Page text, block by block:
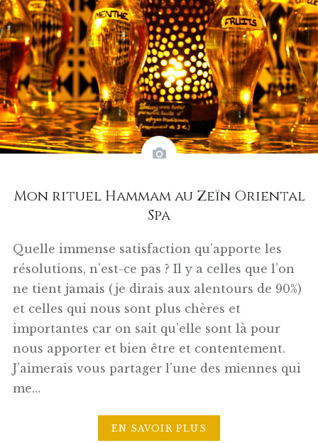
Mon rituel Hammam au Zeïn Oriental
Spa
Quelle immense satisfaction qu’apporte les
résolutions, n’est-ce pas ? Il y a celles que l’on
ne tient jamais (je dirais aux alentours de 90%)
et celles qui nous sont plus chères et
importantes car on sait qu’elle sont là pour
nous apporter et bien être et contentement.
J’aimerais vous partager l’une des miennes qui
me…
EN SAVOIR PLUS